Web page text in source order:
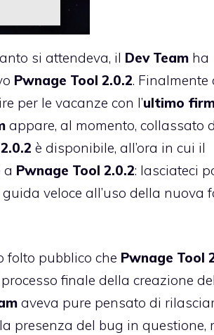
si attendeva, il Dev Team ha
Pwnage Tool 2.0.2. Finalmente
per le vacanze con l’ultimo
appare, al momento, collassato
è disponibile, all’ora in cui il
a Pwnage Tool 2.0.2: lasciateci
veloce all’uso della nuova
folto pubblico che Pwnage Tool
finale della creazione
aveva pure pensato di
presenza del bug in questione,